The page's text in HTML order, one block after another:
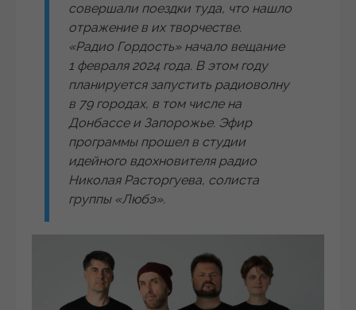
совершали поездки туда, что нашло
отражение в их творчестве.
«Радио Гордость» начало вещание
1 февраля 2024 года. В этом году
планируется запустить радиоволну
в 79 городах, в том числе на
Донбассе и Запорожье. Эфир
программы прошел в студии
идейного вдохновителя радио
Николая Расторгуева, солиста
группы «Любэ».